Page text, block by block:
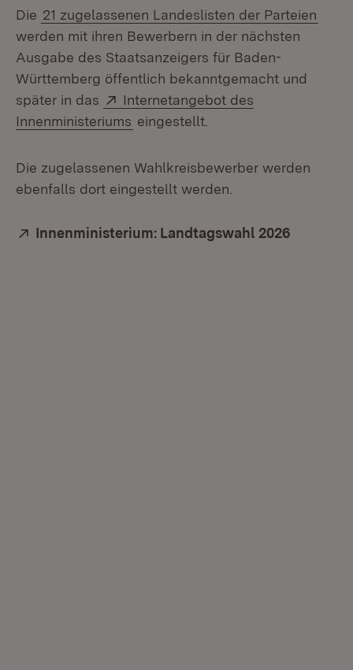
Die 21 zugelassenen Landeslisten der Parteien
werden mit ihren Bewerbern in der nächsten
Ausgabe des Staatsanzeigers für Baden-
Württemberg öffentlich bekanntgemacht und
später in das
Extern:
Internetangebot des
Innenministeriums (Öffnet in neuem Fenster)
eingestellt.
Die zugelassenen Wahlkreisbewerber werden
ebenfalls dort eingestellt werden.
Extern:
Innenministerium: Landtagswahl 2026